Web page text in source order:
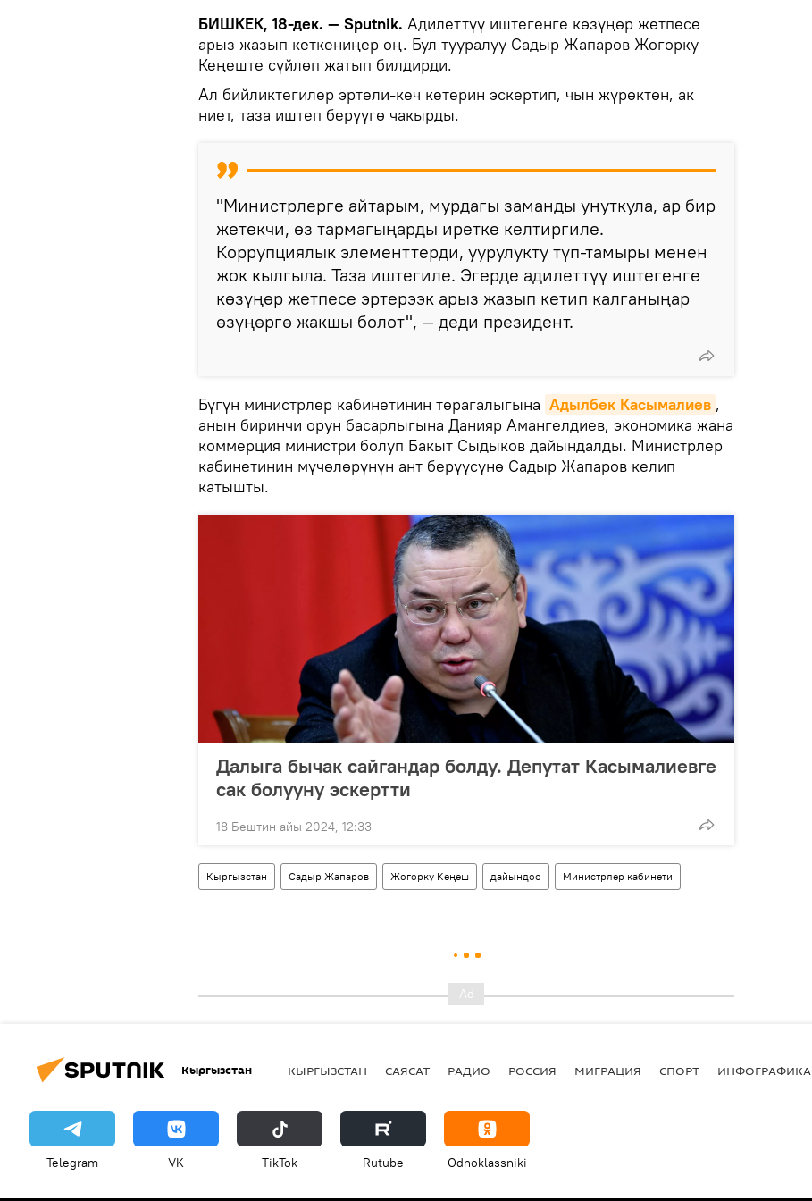
БИШКЕК, 18-дек. — Sputnik. Адилеттүү иштегенге көзүңөр жетпесе
арыз жазып кеткениңер оң. Бул тууралуу Садыр Жапаров Жогорку
Кеңеште сүйлөп жатып билдирди.
Ал бийликтегилер эртели-кеч кетерин эскертип, чын жүрөктөн, ак
ниет, таза иштеп берүүгө чакырды.
"Министрлерге айтарым, мурдагы заманды унуткула, ар бир
жетекчи, өз тармагыңарды иретке келтиргиле.
Коррупциялык элементтерди, уурулукту түп-тамыры менен
жок кылгыла. Таза иштегиле. Эгерде адилеттүү иштегенге
көзүңөр жетпесе эртерээк арыз жазып кетип калганыңар
өзүңөргө жакшы болот", — деди президент.
Бүгүн министрлер кабинетинин төрагалыгына Адылбек Касымалиев ,
анын биринчи орун басарлыгына Данияр Амангелдиев, экономика жана
коммерция министри болуп Бакыт Сыдыков дайындалды. Министрлер
кабинетинин мүчөлөрүнүн ант берүүсүнө Садыр Жапаров келип
катышты.
Далыга бычак сайгандар болду. Депутат Касымалиевге
сак болууну эскертти
18 Бештин айы 2024, 12:33
Кыргызстан Садыр Жапаров Жогорку Кеңеш дайындоо Министрлер кабинети
Кыргызстан КЫРГЫЗСТАН САЯСАТ РАДИО РОССИЯ МИГРАЦИЯ СПОРТ ИНФОГРАФИКА
Telegram VK ТikТоk Rutube Odnoklassniki